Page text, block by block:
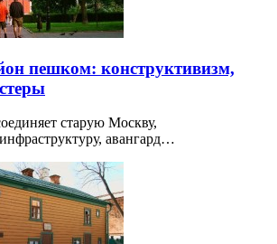
пешком: конструктивизм,
старую Москву,
авангард…